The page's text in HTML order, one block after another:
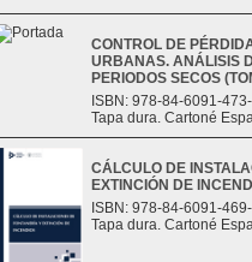
CONTROL DE
URBANAS. ANÁLISIS
PERIODOS SECOS
ISBN: 978-84-6091-
Tapa dura. Cartoné
CÁLCULO DE
EXTINCIÓN DE
ISBN: 978-84-6091-
Tapa dura. Cartoné